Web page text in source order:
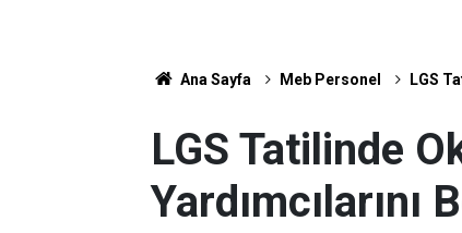
Ana Sayfa Meb Personel LGS
LGS Tatilinde